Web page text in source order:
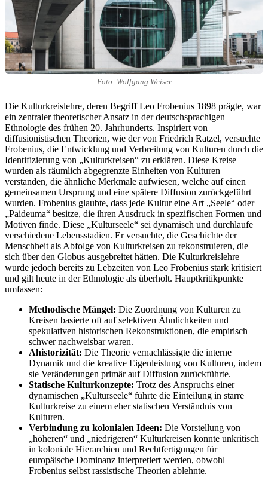
Foto: Wolfgang Weiser
Die Kulturkreislehre, deren Begriff Leo Frobenius 1898 prägte, war
ein zentraler theoretischer Ansatz in der deutschsprachigen
Ethnologie des frühen 20. Jahrhunderts. Inspiriert von
diffusionistischen Theorien, wie der von Friedrich Ratzel, versuchte
Frobenius, die Entwicklung und Verbreitung von Kulturen durch die
Identifizierung von „Kulturkreisen“ zu erklären. Diese Kreise
wurden als räumlich abgegrenzte Einheiten von Kulturen
verstanden, die ähnliche Merkmale aufwiesen, welche auf einen
gemeinsamen Ursprung und eine spätere Diffusion zurückgeführt
wurden. Frobenius glaubte, dass jede Kultur eine Art „Seele“ oder
„Paideuma“ besitze, die ihren Ausdruck in spezifischen Formen und
Motiven finde. Diese „Kulturseele“ sei dynamisch und durchlaufe
verschiedene Lebensstadien. Er versuchte, die Geschichte der
Menschheit als Abfolge von Kulturkreisen zu rekonstruieren, die
sich über den Globus ausgebreitet hätten. Die Kulturkreislehre
wurde jedoch bereits zu Lebzeiten von Leo Frobenius stark kritisiert
und gilt heute in der Ethnologie als überholt. Hauptkritikpunkte
umfassen:
Methodische Mängel: Die Zuordnung von Kulturen zu
Kreisen basierte oft auf selektiven Ähnlichkeiten und
spekulativen historischen Rekonstruktionen, die empirisch
schwer nachweisbar waren.
Ahistorizität: Die Theorie vernachlässigte die interne
Dynamik und die kreative Eigenleistung von Kulturen, indem
sie Veränderungen primär auf Diffusion zurückführte.
Statische Kulturkonzepte: Trotz des Anspruchs einer
dynamischen „Kulturseele“ führte die Einteilung in starre
Kulturkreise zu einem eher statischen Verständnis von
Kulturen.
Verbindung zu kolonialen Ideen: Die Vorstellung von
„höheren“ und „niedrigeren“ Kulturkreisen konnte unkritisch
in koloniale Hierarchien und Rechtfertigungen für
europäische Dominanz interpretiert werden, obwohl
Frobenius selbst rassistische Theorien ablehnte.